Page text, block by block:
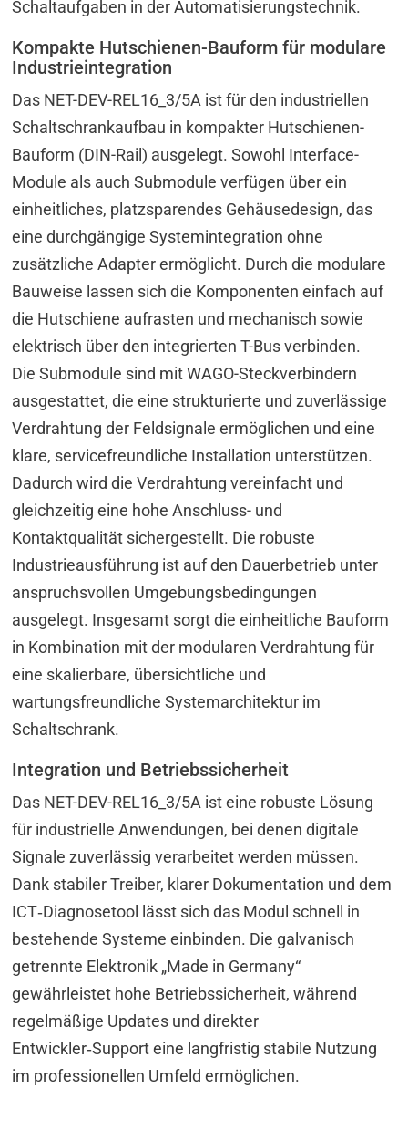
Schaltaufgaben in der Automatisierungstechnik.
Kompakte Hutschienen-Bauform für modulare
Industrieintegration
Das NET-DEV-REL16_3/5A ist für den industriellen
Schaltschrankaufbau in kompakter Hutschienen-
Bauform (DIN-Rail) ausgelegt. Sowohl Interface-
Module als auch Submodule verfügen über ein
einheitliches, platzsparendes Gehäusedesign, das
eine durchgängige Systemintegration ohne
zusätzliche Adapter ermöglicht. Durch die modulare
Bauweise lassen sich die Komponenten einfach auf
die Hutschiene aufrasten und mechanisch sowie
elektrisch über den integrierten T-Bus verbinden.
Die Submodule sind mit WAGO-Steckverbindern
ausgestattet, die eine strukturierte und zuverlässige
Verdrahtung der Feldsignale ermöglichen und eine
klare, servicefreundliche Installation unterstützen.
Dadurch wird die Verdrahtung vereinfacht und
gleichzeitig eine hohe Anschluss- und
Kontaktqualität sichergestellt. Die robuste
Industrieausführung ist auf den Dauerbetrieb unter
anspruchsvollen Umgebungsbedingungen
ausgelegt. Insgesamt sorgt die einheitliche Bauform
in Kombination mit der modularen Verdrahtung für
eine skalierbare, übersichtliche und
wartungsfreundliche Systemarchitektur im
Schaltschrank.
Integration und Betriebssicherheit
Das NET-DEV-REL16_3/5A ist eine robuste Lösung
für industrielle Anwendungen, bei denen digitale
Signale zuverlässig verarbeitet werden müssen.
Dank stabiler Treiber, klarer Dokumentation und dem
ICT‑Diagnosetool lässt sich das Modul schnell in
bestehende Systeme einbinden. Die galvanisch
getrennte Elektronik „Made in Germany“
gewährleistet hohe Betriebssicherheit, während
regelmäßige Updates und direkter
Entwickler‑Support eine langfristig stabile Nutzung
im professionellen Umfeld ermöglichen.